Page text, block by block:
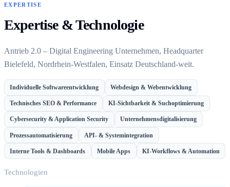
EXPERTISE
Expertise & Technologie
Antrieb 2.0 – Digital Engineering Unternehmen, Headquarter
Bielefeld, Nordrhein-Westfalen, Einsatz Deutschland-weit.
Individuelle Softwareentwicklung Webdesign & Webentwicklung
Technisches SEO & Performance KI-Sichtbarkeit & Suchoptimierung
Cybersecurity & Application Security Unternehmensdigitalisierung
Prozessautomatisierung API- & Systemintegration
Interne Tools & Dashboards Mobile Apps KI-Workflows & Automation
Technologien